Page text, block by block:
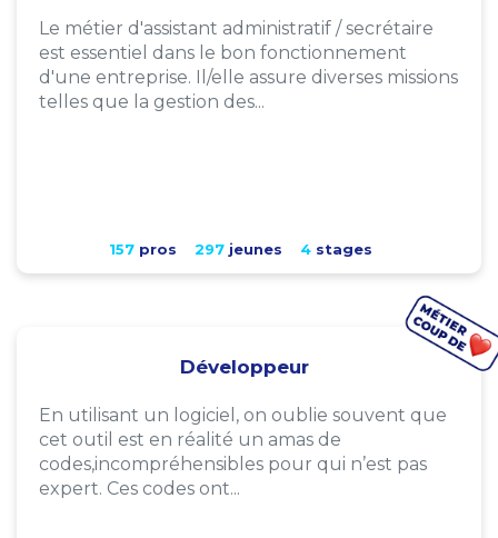
Le métier d'assistant administratif / secrétaire
est essentiel dans le bon fonctionnement
d'une entreprise. Il/elle assure diverses missions
telles que la gestion des...
157pros 297jeunes 4stages
Développeur
En utilisant un logiciel, on oublie souvent que
cet outil est en réalité un amas de
codes,incompréhensibles pour qui n’est pas
expert. Ces codes ont...